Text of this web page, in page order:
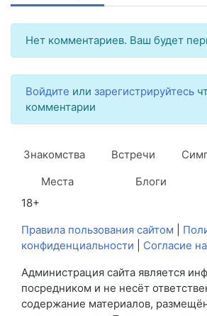
Нет комментариев. Ваш будет
Войдите или зарегистрируйтесь
комментарии
Знакомства Встречи
Места
Блоги
18+
Правила пользования сайтом
конфиденциальности
Согласие
Администрация сайта является
посредником и не несёт
содержание материалов,